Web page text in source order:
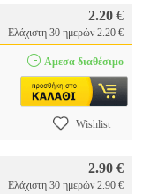
2.20 €
Ελάχιστη 30 ημερών 2.20 €
Αμεσα διαθέσιμο
Wishlist
2.90 €
Ελάχιστη 30 ημερών 2.90 €